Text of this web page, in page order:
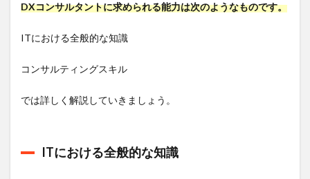
DXコンサルタントに求められる能力は次のようなものです。
ITにおける全般的な知識
コンサルティングスキル
では詳しく解説していきましょう。
ITにおける全般的な知識